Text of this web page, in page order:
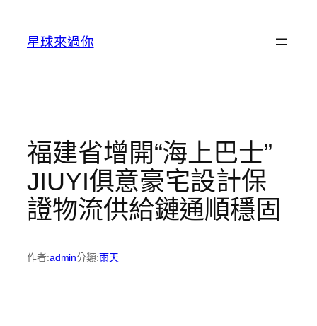
星球來過你
福建省增開“海上巴士”
JIUYI俱意豪宅設計保
證物流供給鏈通順穩固
作者:admin分類:雨天